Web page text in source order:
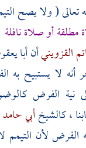
تعالى ( ولا يصح
أو صلاة نافلة
القزوينيأنأبا
أنه لا يستبيح به
نية الفرض
، كالشيخأبي حامد
الفرض لأن التيمم